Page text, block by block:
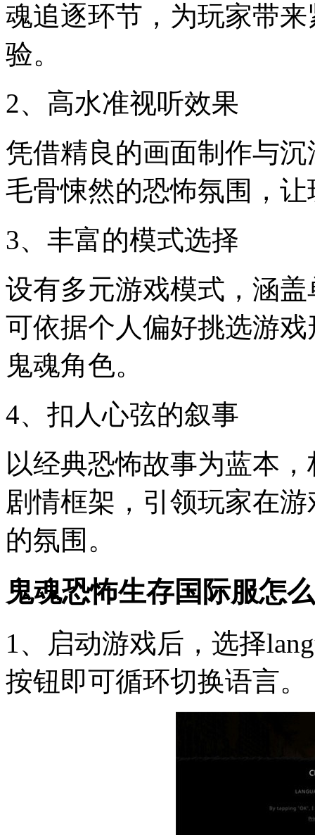
魂追逐环节，为玩家带
验。
2、高水准视听效果
凭借精良的画面制作与
毛骨悚然的恐怖氛围，
3、丰富的模式选择
设有多元游戏模式，涵
可依据个人偏好挑选游
鬼魂角色。
4、扣人心弦的叙事
以经典恐怖故事为蓝本
剧情框架，引领玩家在
的氛围。
鬼魂恐怖生存国际服怎
1、启动游戏后，选择
按钮即可循环切换语言。